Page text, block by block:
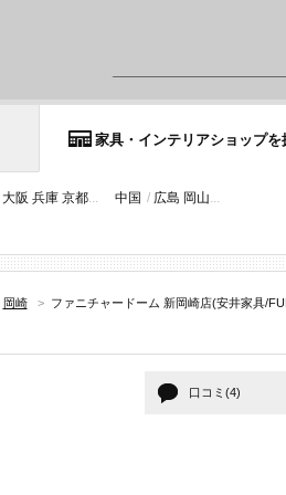
家具・インテリアショップを
大阪 兵庫 京都... 中国 / 広島 岡山...
岡崎 >
ファニチャードーム 新岡崎店(安井家具/
口コミ(4)